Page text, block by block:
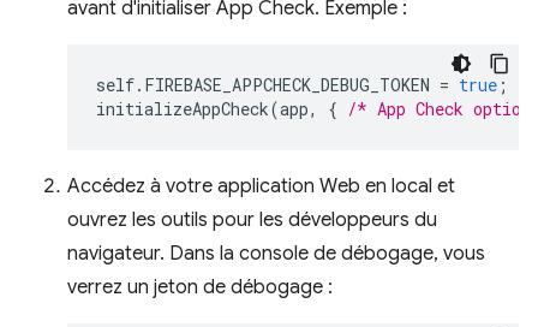
avant d'initialiser App Check. Exemple :
self. FIREBASE_APPCHECK_DEBUG_TOKEN = true ;
initializeAppCheck(app, { /* App Check
Accédez à votre application Web en local et
ouvrez les outils pour les développeurs du
navigateur. Dans la console de débogage, vous
verrez un jeton de débogage :